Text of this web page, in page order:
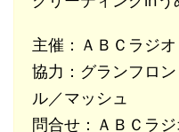
主催：ＡＢＣラジオ
協力：グランフロ
ル／マッシュ
問合せ：ＡＢＣラ